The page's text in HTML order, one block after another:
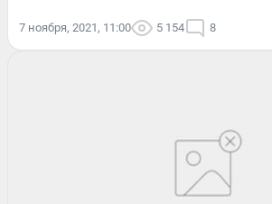
7 ноября, 2021, 11:00 5 154 8